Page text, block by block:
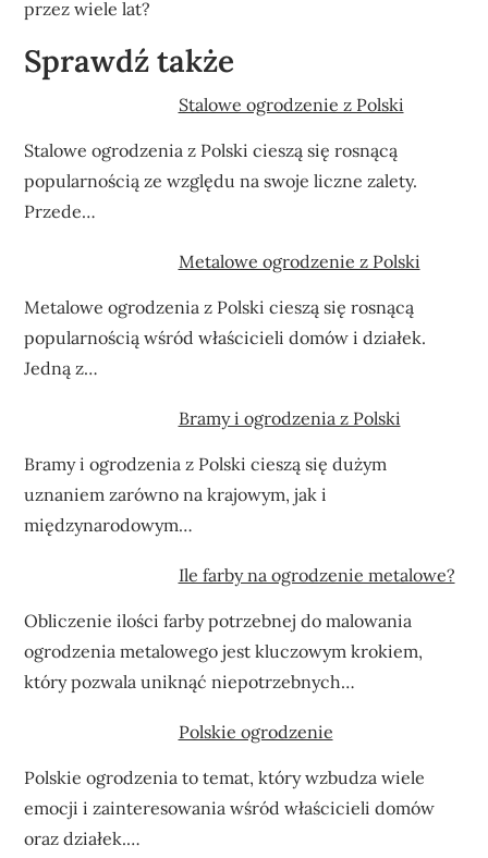
przez wiele lat?
Sprawdź także
Stalowe ogrodzenie z Polski
Stalowe ogrodzenia z Polski cieszą się rosnącą
popularnością ze względu na swoje liczne zalety.
Przede…
Metalowe ogrodzenie z Polski
Metalowe ogrodzenia z Polski cieszą się rosnącą
popularnością wśród właścicieli domów i działek.
Jedną z…
Bramy i ogrodzenia z Polski
Bramy i ogrodzenia z Polski cieszą się dużym
uznaniem zarówno na krajowym, jak i
międzynarodowym…
Ile farby na ogrodzenie metalowe?
Obliczenie ilości farby potrzebnej do malowania
ogrodzenia metalowego jest kluczowym krokiem,
który pozwala uniknąć niepotrzebnych…
Polskie ogrodzenie
Polskie ogrodzenia to temat, który wzbudza wiele
emocji i zainteresowania wśród właścicieli domów
oraz działek.…